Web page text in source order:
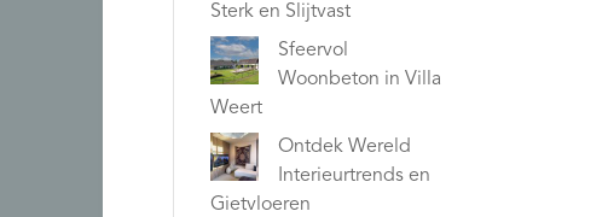
Sterk en Slijtvast
Sfeervol
Woonbeton in Villa
Weert
Ontdek Wereld
Interieurtrends en
Gietvloeren